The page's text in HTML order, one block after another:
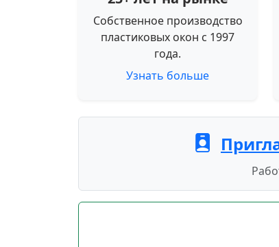
Собственное производство
пластиковых окон с 1997
года.
Узнать больше